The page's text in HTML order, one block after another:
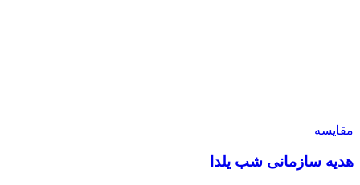
مقایسه
هدیه سازمانی شب یلدا